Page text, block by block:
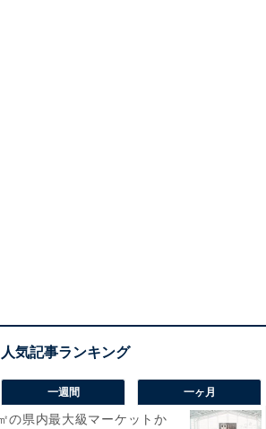
一週間 一ヶ月
の県内最大級マーケットか